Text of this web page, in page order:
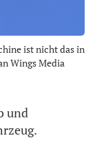
ist nicht das in
Wings Media
und